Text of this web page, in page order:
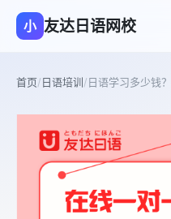
小 友达日语网校
首页/日语培训/日语学习多少钱